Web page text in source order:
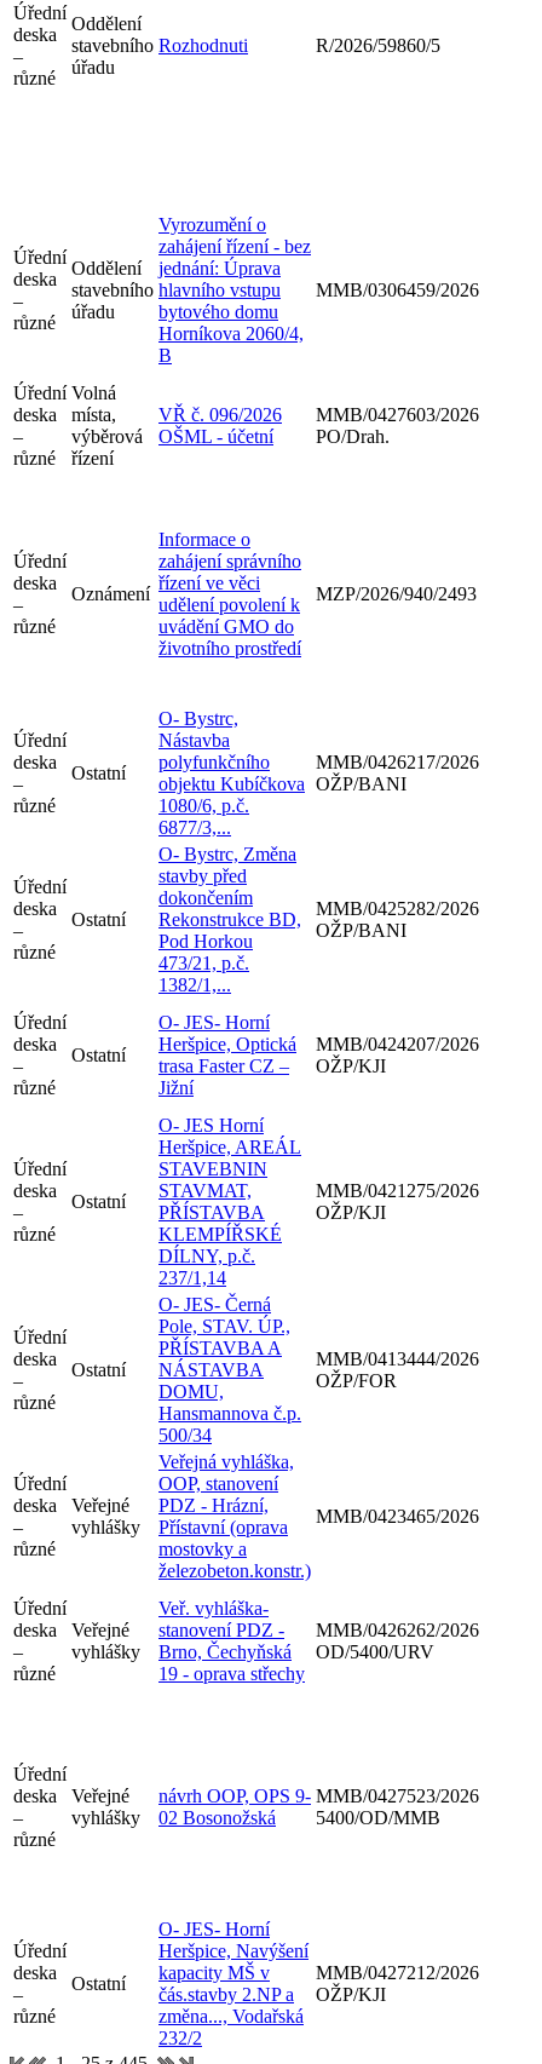
Úřední
deska
–
různé
Oddělení
stavebního
úřadu
Rozhodnuti R/2026/59860/5
Úřední
deska
–
různé
Oddělení
stavebního
úřadu
Vyrozumění o
zahájení řízení - bez
jednání: Úprava
hlavního vstupu
bytového domu
Horníkova 2060/4,
B
MMB/0306459/2026
Úřední
deska
–
různé
Volná
místa,
výběrová
řízení
VŘ č. 096/2026
OŠML - účetní
MMB/0427603/2026
PO/Drah.
Úřední
deska
–
různé
Oznámení
Informace o
zahájení správního
řízení ve věci
udělení povolení k
uvádění GMO do
životního prostředí
MZP/2026/940/2493
Úřední
deska
–
různé
Ostatní
O- Bystrc,
Nástavba
polyfunkčního
objektu Kubíčkova
1080/6, p.č.
6877/3,...
MMB/0426217/2026
OŽP/BANI
Úřední
deska
–
různé
Ostatní
O- Bystrc, Změna
stavby před
dokončením
Rekonstrukce BD,
Pod Horkou
473/21, p.č.
1382/1,...
MMB/0425282/2026
OŽP/BANI
Úřední
deska
–
různé
Ostatní
O- JES- Horní
Heršpice, Optická
trasa Faster CZ –
Jižní
MMB/0424207/2026
OŽP/KJI
Úřední
deska
–
různé
Ostatní
O- JES Horní
Heršpice, AREÁL
STAVEBNIN
STAVMAT,
PŘÍSTAVBA
KLEMPÍŘSKÉ
DÍLNY, p.č.
237/1,14
MMB/0421275/2026
OŽP/KJI
Úřední
deska
–
různé
Ostatní
O- JES- Černá
Pole, STAV. ÚP.,
PŘÍSTAVBA A
NÁSTAVBA
DOMU,
Hansmannova č.p.
500/34
MMB/0413444/2026
OŽP/FOR
Úřední
deska
–
různé
Veřejné
vyhlášky
Veřejná vyhláška,
OOP, stanovení
PDZ - Hrázní,
Přístavní (oprava
mostovky a
železobeton.konstr.)
MMB/0423465/2026
Úřední
deska
–
různé
Veřejné
vyhlášky
Veř. vyhláška-
stanovení PDZ -
Brno, Čechyňská
19 - oprava střechy
MMB/0426262/2026
OD/5400/URV
Úřední
deska
–
různé
Veřejné
vyhlášky
návrh OOP, OPS 9-
02 Bosonožská
MMB/0427523/2026
5400/OD/MMB
Úřední
deska
–
různé
Ostatní
O- JES- Horní
Heršpice, Navýšení
kapacity MŠ v
čás.stavby 2.NP a
změna..., Vodařská
232/2
MMB/0427212/2026
OŽP/KJI